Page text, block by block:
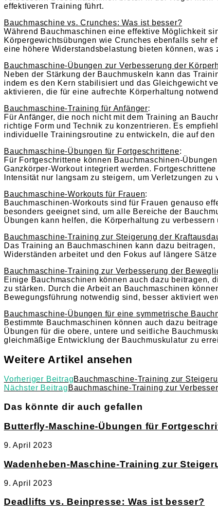
effektiveren Training führt.
Bauchmaschine vs. Crunches: Was ist besser?
Während Bauchmaschinen eine effektive Möglichkeit
Körpergewichtsübungen wie Crunches ebenfalls sehr
eine höhere Widerstandsbelastung bieten können,
Bauchmaschine-Übungen zur Verbesserung der
Neben der Stärkung der Bauchmuskeln kann das
indem es den Kern stabilisiert und das Gleichgewicht
aktivieren, die für eine aufrechte Körperhaltung
Bauchmaschine-Training für Anfänger:
Für Anfänger, die noch nicht mit dem Training an
richtige Form und Technik zu konzentrieren. Es
individuelle Trainingsroutine zu entwickeln, die auf
Bauchmaschine-Übungen für Fortgeschrittene:
Für Fortgeschrittene können Bauchmaschinen-
Ganzkörper-Workout integriert werden.
Intensität nur langsam zu steigern, um Verletzungen zu
Bauchmaschine-Workouts für Frauen:
Bauchmaschinen-Workouts sind für Frauen genauso
besonders geeignet sind, um alle Bereiche der
Übungen kann helfen, die Körperhaltung zu
Bauchmaschine-Training zur Steigerung der
Das Training an Bauchmaschinen kann dazu
Widerständen arbeitet und den Fokus auf längere
Bauchmaschine-Training zur Verbesserung der
Einige Bauchmaschinen können auch dazu beitragen,
zu stärken. Durch die Arbeit an Bauchmaschinen
Bewegungsführung notwendig sind, besser aktiviert
Bauchmaschine-Übungen für eine symmetrische
Bestimmte Bauchmaschinen können auch dazu
Übungen für die obere, untere und seitliche
gleichmäßige Entwicklung der Bauchmuskulatur zu
Weitere Artikel ansehen
Vorheriger BeitragBauchmaschine-Training zur
Nächster Beitrag Bauchmaschine-Training zur
Das könnte dir auch gefallen
Butterfly-Maschine-Übungen für
9. April 2023
Wadenheben-Maschine-Training zur
9. April 2023
Deadlifts vs. Beinpresse: Was ist besser?